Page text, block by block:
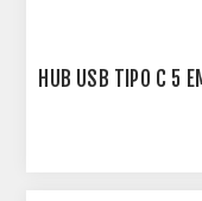
HUB USB TIPO C 5